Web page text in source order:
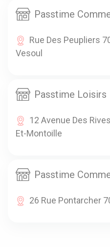
Passtime
Rue Des Peupliers
Vesoul
Passtime Loisirs
12 Avenue Des
Et-Montoille
Passtime
26 Rue Pontarcher